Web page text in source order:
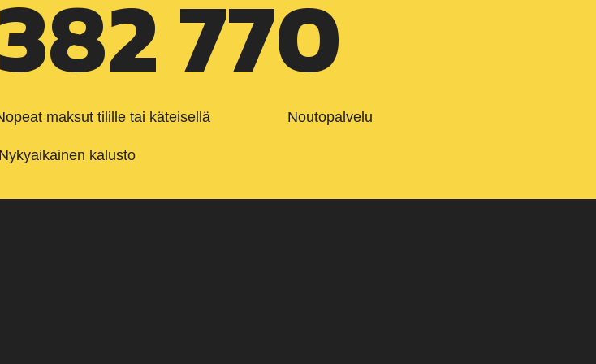
770
maksut tilille tai käteisellä Noutopalvelu
Nykyaikainen kalusto